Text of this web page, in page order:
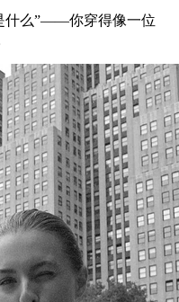
么”——你穿得像一位